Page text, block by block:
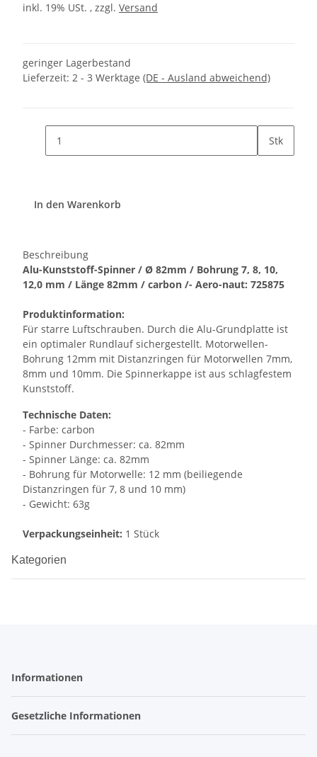
inkl. 19% USt. , zzgl. Versand
geringer Lagerbestand
Lieferzeit: 2 - 3 Werktage (DE - Ausland abweichend)
Stk
In den Warenkorb
Beschreibung
Alu-Kunststoff-Spinner / Ø 82mm / Bohrung 7, 8, 10,
12,0 mm / Länge 82mm / carbon /- Aero-naut: 725875
Produktinformation:
Für starre Luftschrauben. Durch die Alu-Grundplatte ist
ein optimaler Rundlauf sichergestellt. Motorwellen-
Bohrung 12mm mit Distanzringen für Motorwellen 7mm,
8mm und 10mm. Die Spinnerkappe ist aus schlagfestem
Kunststoff.
Technische Daten:
- Farbe: carbon
- Spinner Durchmesser: ca. 82mm
- Spinner Länge: ca. 82mm
- Bohrung für Motorwelle: 12 mm (beiliegende
Distanzringen für 7, 8 und 10 mm)
- Gewicht: 63g
Verpackungseinheit: 1 Stück
Kategorien
Informationen
Gesetzliche Informationen